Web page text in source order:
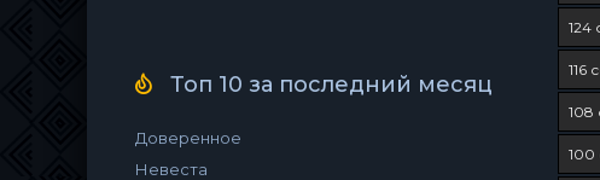
Топ 10 за последний месяц
Доверенное
Невеста
124
116
108
100